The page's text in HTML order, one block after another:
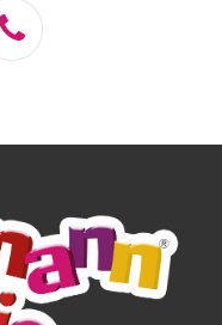
Telefon